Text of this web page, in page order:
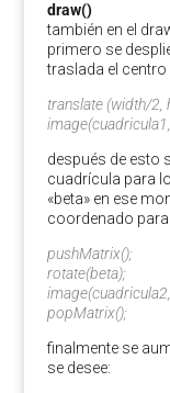
draw()
también en el
primero se
traslada el
translate (width/2,
después de esto
cuadrícula para
«beta» en ese
coordenado
pushMatrix();
rotate(beta);
popMatrix();
finalmente se
se desee: